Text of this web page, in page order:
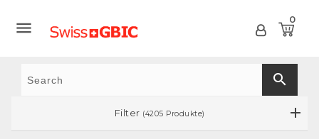
 0
search
Filter (4205 Produkte)